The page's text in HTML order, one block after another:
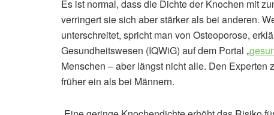
Es ist normal, dass die Dichte der Knochen mit
verringert sie sich aber stärker als bei anderen.
unterschreitet, spricht man von Osteoporose,
Gesundheitswesen (IQWiG) auf dem Portal „
Menschen – aber längst nicht alle. Den
früher ein als bei Männern.